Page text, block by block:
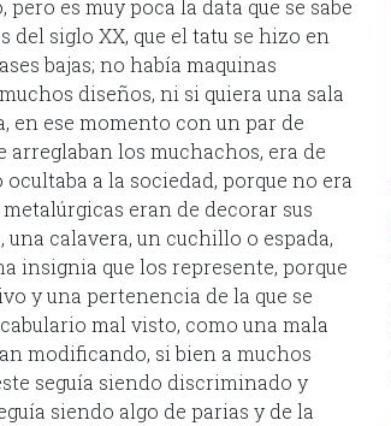
es muy poca la data que se sabe
del siglo XX, que el tatu se hizo en
bajas; no había maquinas
diseños, ni si quiera una sala
en ese momento con un par de
arreglaban los muchachos, era de
a la sociedad, porque no era
eran de decorar sus
calavera, un cuchillo o espada,
insignia que los represente, porque
y una pertenencia de la que se
mal visto, como una mala
modificando, si bien a muchos
seguía siendo discriminado y
siendo algo de parias y de la